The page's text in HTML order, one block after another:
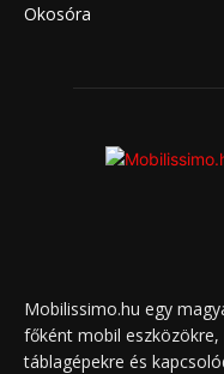
Okosóra
Mobilissimo.hu egy
főként mobil
táblagépekre és